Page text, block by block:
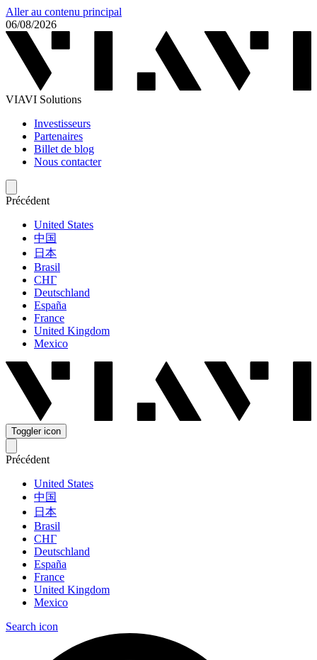
Aller au contenu principal
06/08/2026
VIAVI Solutions
Investisseurs
Partenaires
Billet de blog
Nous contacter
Précédent
United States
中国
日本
Brasil
СНГ
Deutschland
España
France
United Kingdom
Mexico
Toggler icon
Précédent
United States
中国
日本
Brasil
СНГ
Deutschland
España
France
United Kingdom
Mexico
Search icon